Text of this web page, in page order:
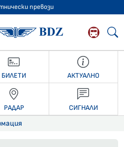
превози
БДЖ -
БИЛЕТИ АКТУАЛНО
РАДАР СИГНАЛИ